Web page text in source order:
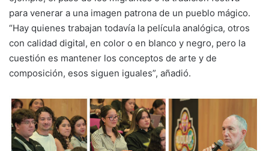
para venerar a una imagen patrona de un pueblo mágico.
“Hay quienes trabajan todavía la película analógica, otros
con calidad digital, en color o en blanco y negro, pero la
cuestión es mantener los conceptos de arte y de
composición, esos siguen iguales”, añadió.